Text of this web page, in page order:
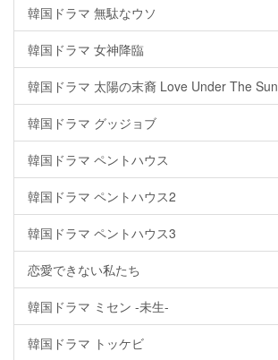
韓国ドラマ 無駄なウソ
韓国ドラマ 女神降臨
韓国ドラマ 太陽の末裔 Love Under The Sun
韓国ドラマ グッジョブ
韓国ドラマ ペントハウス
韓国ドラマ ペントハウス2
韓国ドラマ ペントハウス3
恋愛できない私たち
韓国ドラマ ミセン -未生-
韓国ドラマ トッケビ